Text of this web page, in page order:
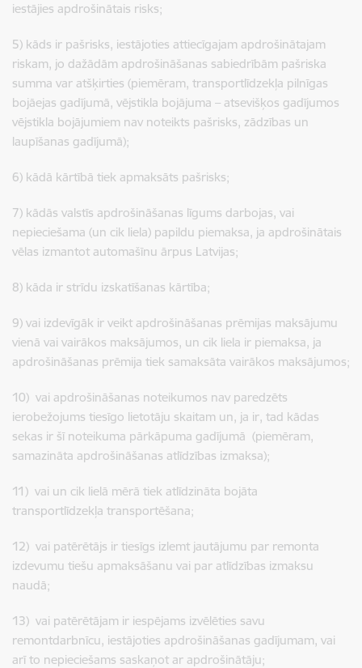
iestājies apdrošinātais risks;
5) kāds ir pašrisks, iestājoties attiecīgajam apdrošinātajam
riskam, jo dažādām apdrošināšanas sabiedrībām pašriska
summa var atšķirties (piemēram, transportlīdzekļa pilnīgas
bojāejas gadījumā, vējstikla bojājuma – atsevišķos gadījumos
vējstikla bojājumiem nav noteikts pašrisks, zādzības un
laupīšanas gadījumā);
6) kādā kārtībā tiek apmaksāts pašrisks;
7) kādās valstīs apdrošināšanas līgums darbojas, vai
nepieciešama (un cik liela) papildu piemaksa, ja apdrošinātais
vēlas izmantot automašīnu ārpus Latvijas;
8) kāda ir strīdu izskatīšanas kārtība;
9) vai izdevīgāk ir veikt apdrošināšanas prēmijas maksājumu
vienā vai vairākos maksājumos, un cik liela ir piemaksa, ja
apdrošināšanas prēmija tiek samaksāta vairākos maksājumos;
10) vai apdrošināšanas noteikumos nav paredzēts
ierobežojums tiesīgo lietotāju skaitam un, ja ir, tad kādas
sekas ir šī noteikuma pārkāpuma gadījumā (piemēram,
samazināta apdrošināšanas atlīdzības izmaksa);
11) vai un cik lielā mērā tiek atlīdzināta bojāta
transportlīdzekļa transportēšana;
12) vai patērētājs ir tiesīgs izlemt jautājumu par remonta
izdevumu tiešu apmaksāšanu vai par atlīdzības izmaksu
naudā;
13) vai patērētājam ir iespējams izvēlēties savu
remontdarbnīcu, iestājoties apdrošināšanas gadījumam, vai
arī to nepieciešams saskaņot ar apdrošinātāju;